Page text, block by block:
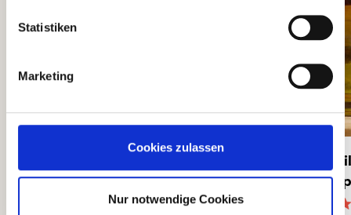
Statistiken
Marketing
Cookies zulassen
Nur notwendige Cookies
(10)
Probierpaket